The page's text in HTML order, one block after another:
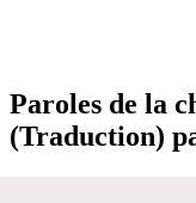
Paroles de la
(Traduction)